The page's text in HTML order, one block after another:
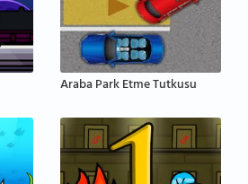
Araba Park Etme Tutkusu